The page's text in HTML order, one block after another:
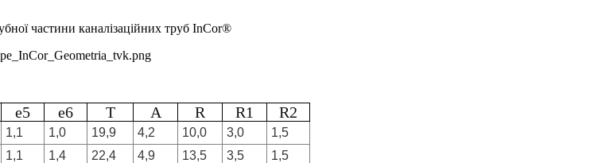
частини каналізаційних труб InCor®
e5 e6 T A R R1 R2
1,1 1,0 19,9 4,2 10,0 3,0
1,5
1,1 1,4 22,4 4,9 13,5 3,5
1,5